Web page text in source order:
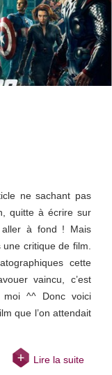
ne sachant pas
quitte à écrire sur
à fond ! Mais
une critique de film.
cette
vaincu, c’est
moi ^^ Donc voici
que l’on attendait
Lire la suite